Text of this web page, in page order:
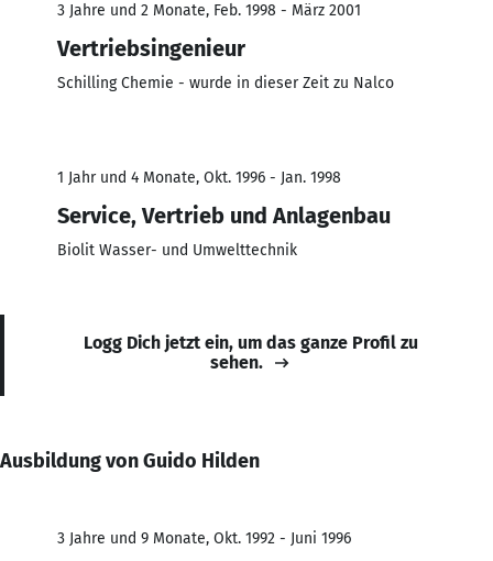
3 Jahre und 2 Monate, Feb. 1998 - März 2001
Vertriebsingenieur
Schilling Chemie - wurde in dieser Zeit zu Nalco
1 Jahr und 4 Monate, Okt. 1996 - Jan. 1998
Service, Vertrieb und Anlagenbau
Biolit Wasser- und Umwelttechnik
Logg Dich jetzt ein, um das ganze Profil zu
sehen.
Ausbildung von Guido Hilden
3 Jahre und 9 Monate, Okt. 1992 - Juni 1996